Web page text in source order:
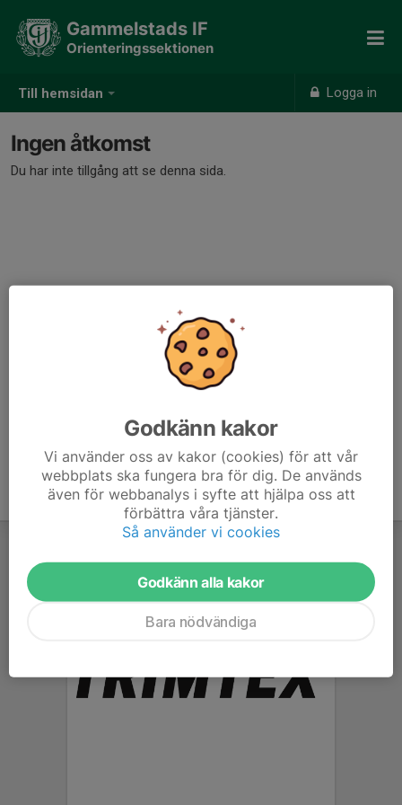
Till hemsidan Logga in
Gammelstads IF
Orienteringssektionen
Ingen åtkomst
Du har inte tillgång att se denna sida.
Godkänn kakor
Vi använder oss av kakor (cookies) för att vår
webbplats ska fungera bra för dig. De används
även för webbanalys i syfte att hjälpa oss att
förbättra våra tjänster.
Så använder vi cookies
Godkänn alla kakor
Bara nödvändiga